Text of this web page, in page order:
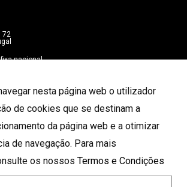
nesta página web o utilizador
de cookies que se destinam a
da página web e a otimizar
de navegação. Para mais
os nossos Termos e Condições
72
nacional
os direitos reservados.